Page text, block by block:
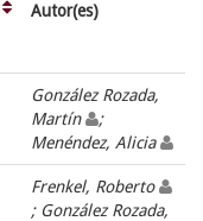
Autor(es)
González Rozada,
Martín
;
Menéndez, Alicia
Frenkel, Roberto
; González Rozada,